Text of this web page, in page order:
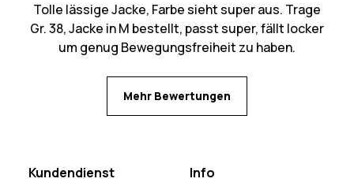
Tolle lässige Jacke, Farbe sieht super aus. Trage
Gr. 38, Jacke in M bestellt, passt super, fällt locker
um genug Bewegungsfreiheit zu haben.
Mehr Bewertungen
Kundendienst Info